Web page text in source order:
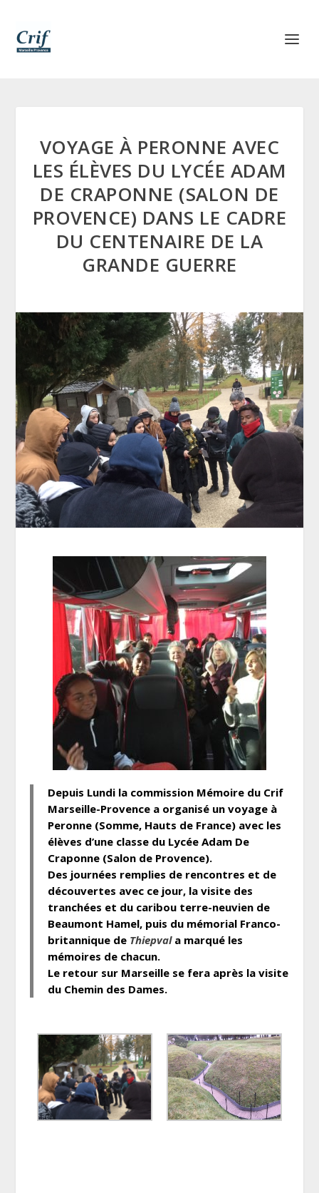
VOYAGE À PERONNE AVEC
LES ÉLÈVES DU LYCÉE ADAM
DE CRAPONNE (SALON DE
PROVENCE) DANS LE CADRE
DU CENTENAIRE DE LA
GRANDE GUERRE
Depuis Lundi la commission Mémoire du Crif
Marseille-Provence a organisé un voyage à
Peronne (Somme, Hauts de France) avec les
élèves d’une classe du Lycée Adam De
Craponne (Salon de Provence).
Des journées remplies de rencontres et de
découvertes avec ce jour, la visite des
tranchées et du caribou terre-neuvien de
Beaumont Hamel, puis du mémorial Franco-
britannique de Thiepval a marqué les
mémoires de chacun.
Le retour sur Marseille se fera après la visite
du Chemin des Dames.